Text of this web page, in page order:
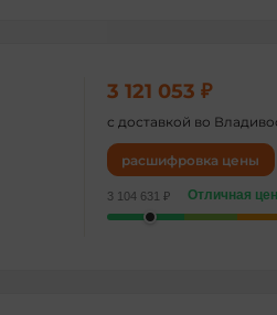
3 121 053 ₽
с доставкой во
расшифровка цены
3 104 631 ₽ Отличная